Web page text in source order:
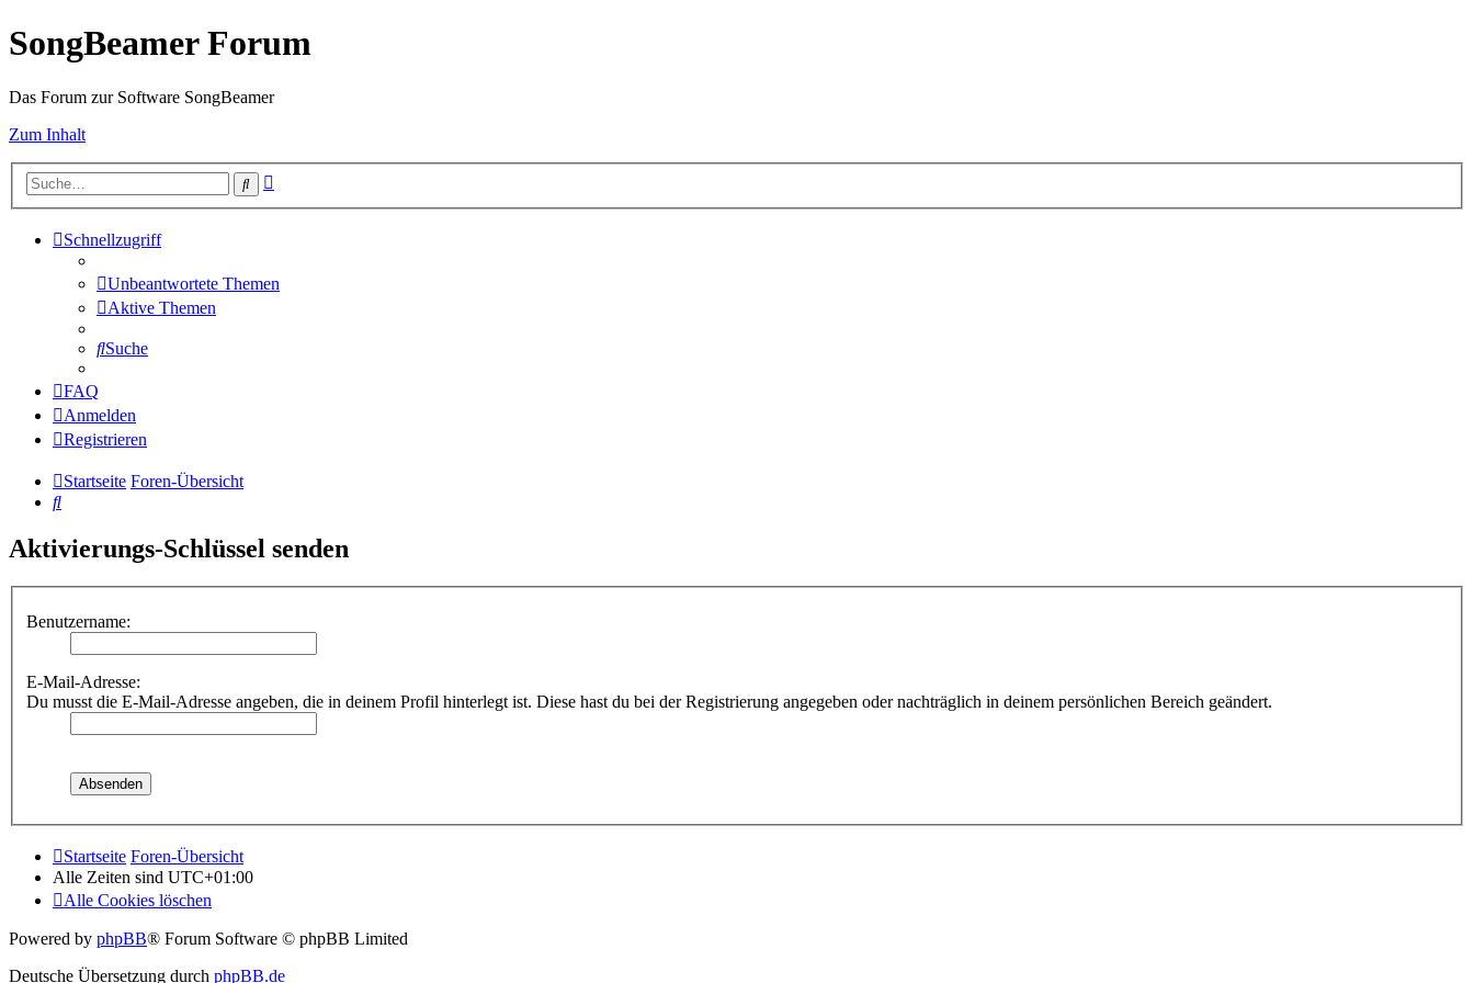
SongBeamer Forum
Das Forum zur Software SongBeamer
Zum Inhalt
Suche
Schnellzugriff
Unbeantwortete Themen
Aktive Themen
Suche
FAQ
Anmelden
Registrieren
Startseite Foren-Übersicht
Suche
Aktivierungs-Schlüssel senden
Benutzername:
E-Mail-Adresse:
Du musst die E-Mail-Adresse angeben, die in deinem Profil hinterlegt ist. Diese hast du bei der Registrierung angegeben oder nachträglich in deinem persönlichen Bereich geändert.
Startseite Foren-Übersicht
Alle Zeiten sind UTC+01:00
Alle Cookies löschen
Powered by phpBB® Forum Software © phpBB Limited
Deutsche Übersetzung durch phpBB.de